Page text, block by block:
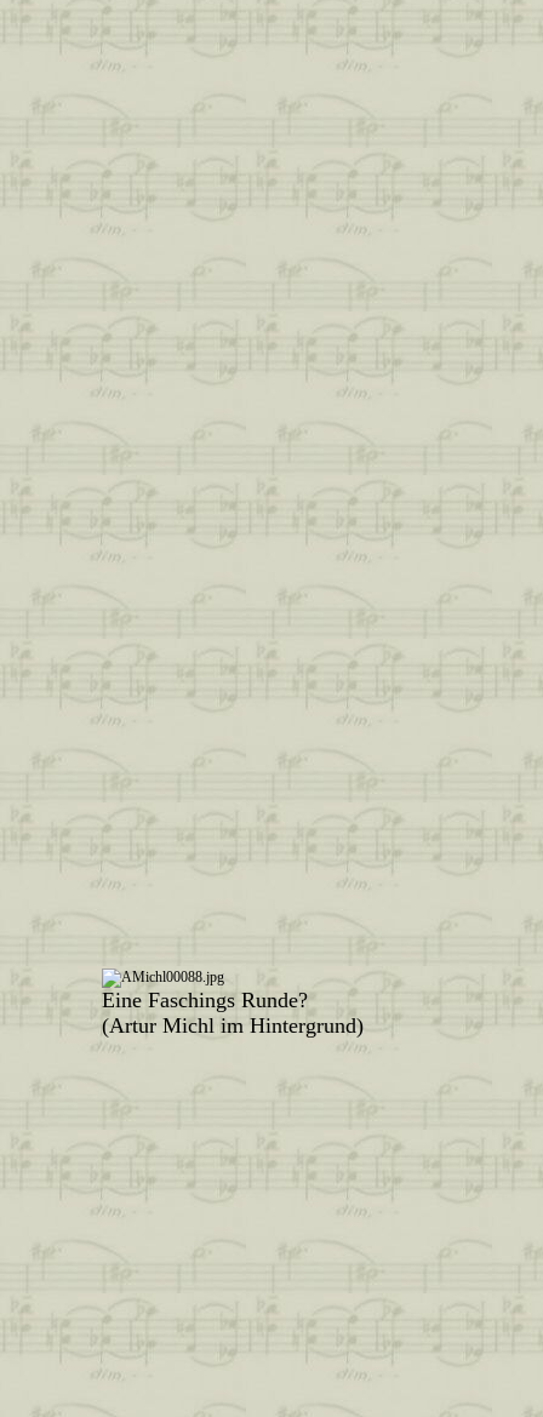
Eine Faschings Runde?
(Artur Michl im Hintergrund)